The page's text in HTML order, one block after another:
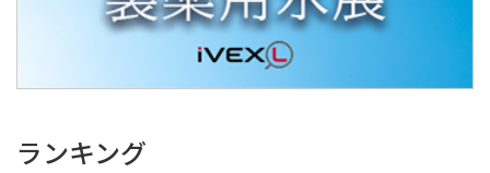
ランキング